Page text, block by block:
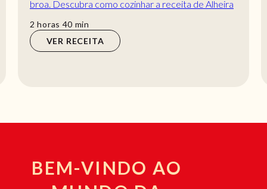
broa. Descubra como cozinhar a receita de Alheira
2 horas
horas 40 min
min
VER RECEITA
BEM-VINDO AO